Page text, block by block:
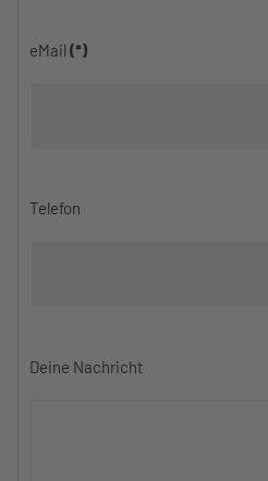
eMail (*)
Telefon
Deine Nachricht